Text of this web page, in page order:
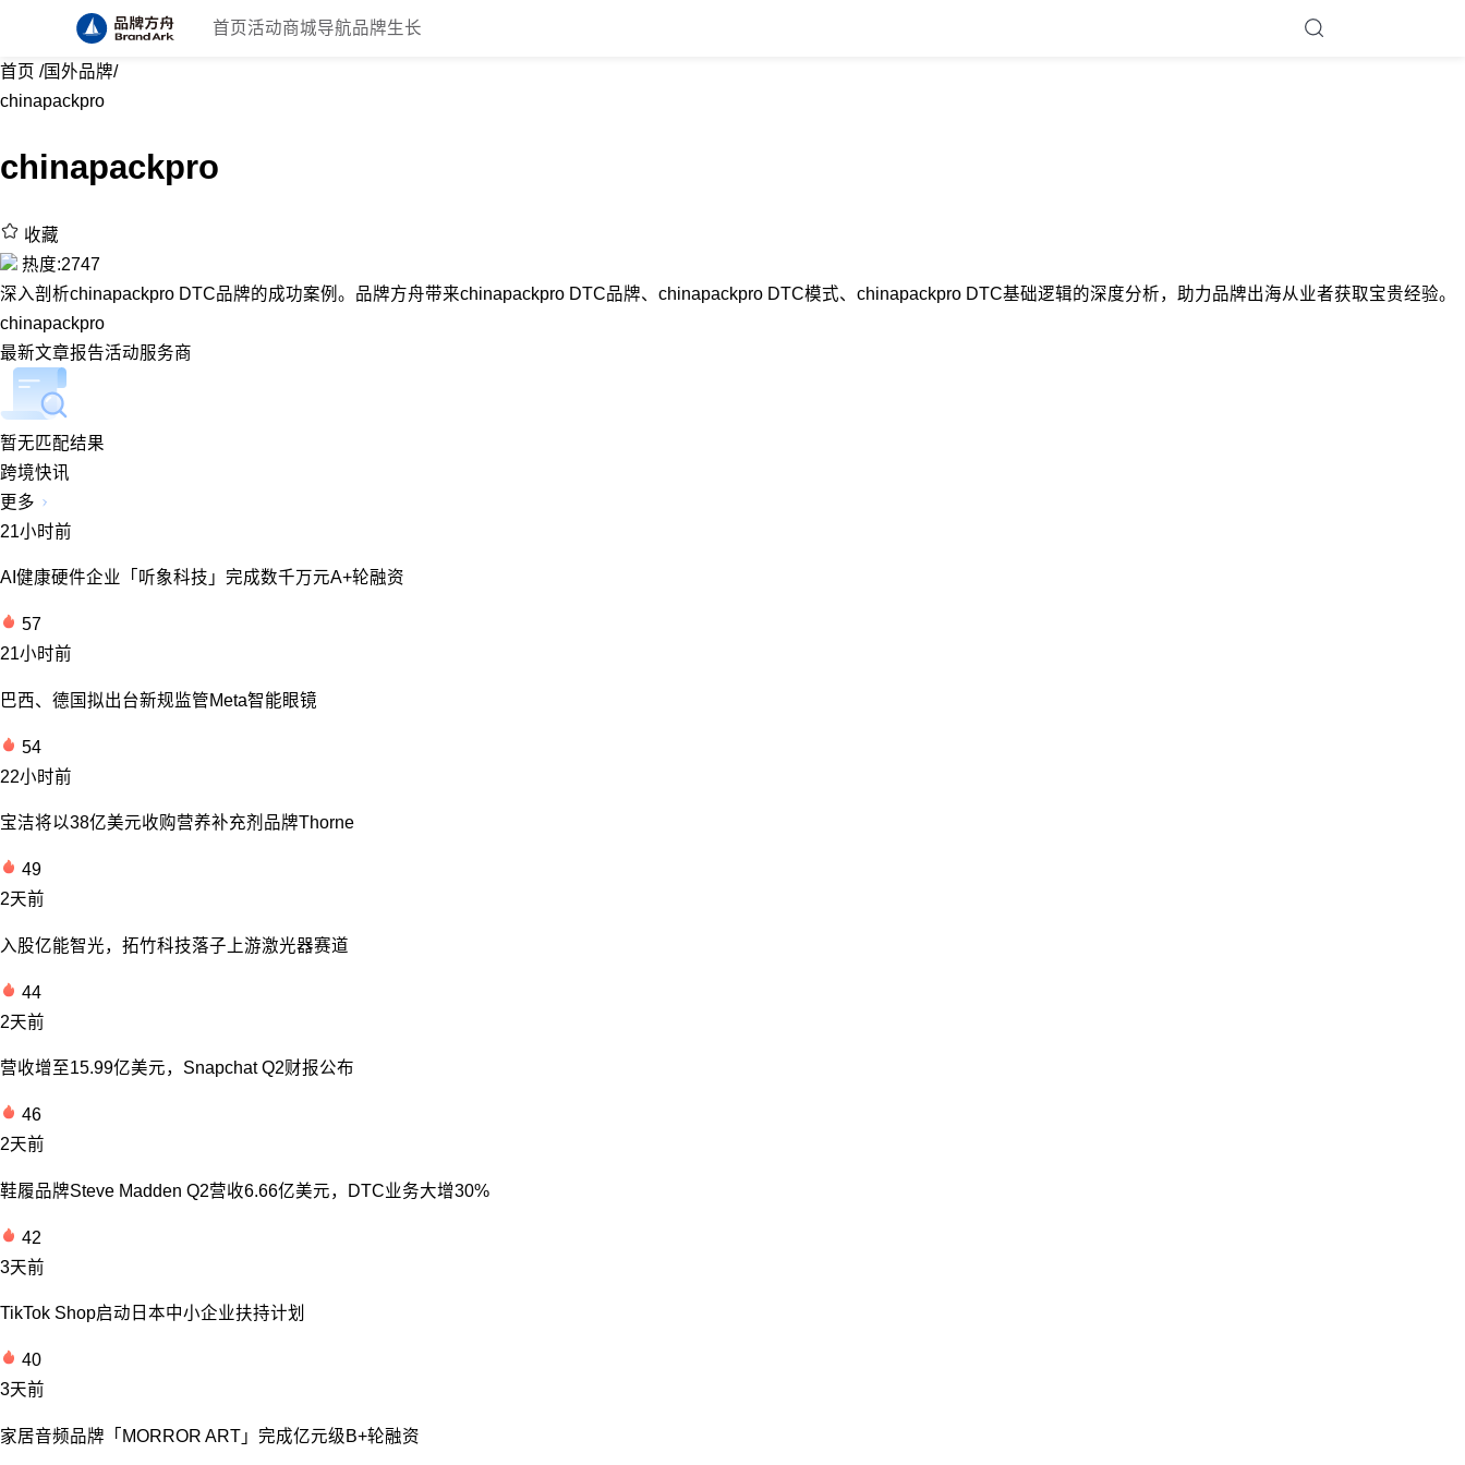
首页 活动商城导航品牌生长
首页 /国外品牌/
chinapackpro
chinapackpro
收藏
热度:2747
深入剖析chinapackpro DTC品牌的成功案例。品牌方舟带来chinapackpro DTC品牌、chinapackpro DTC模式、chinapackpro DTC基础逻辑的深度分析，助力品牌出海从业者获取宝贵经验。
chinapackpro
最新文章报告活动服务商
暂无匹配结果
跨境快讯
更多
21小时前
AI健康硬件企业「听象科技」完成数千万元A+轮融资
57
21小时前
巴西、德国拟出台新规监管Meta智能眼镜
54
22小时前
宝洁将以38亿美元收购营养补充剂品牌Thorne
49
2天前
入股亿能智光，拓竹科技落子上游激光器赛道
44
2天前
营收增至15.99亿美元，Snapchat Q2财报公布
46
2天前
鞋履品牌Steve Madden Q2营收6.66亿美元，DTC业务大增30%
42
3天前
TikTok Shop启动日本中小企业扶持计划
40
3天前
家居音频品牌「MORROR ART」完成亿元级B+轮融资